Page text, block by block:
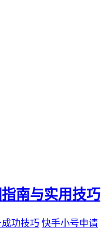
南与实用技巧
功技巧 快手小号申请